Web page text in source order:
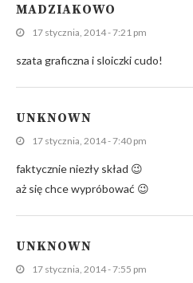
MADZIAKOWO
17 stycznia, 2014 - 7:21 pm
szata graficzna i sloiczki cudo!
UNKNOWN
17 stycznia, 2014 - 7:40 pm
faktycznie niezły skład 😉
aż się chce wypróbować 😉
UNKNOWN
17 stycznia, 2014 - 7:55 pm